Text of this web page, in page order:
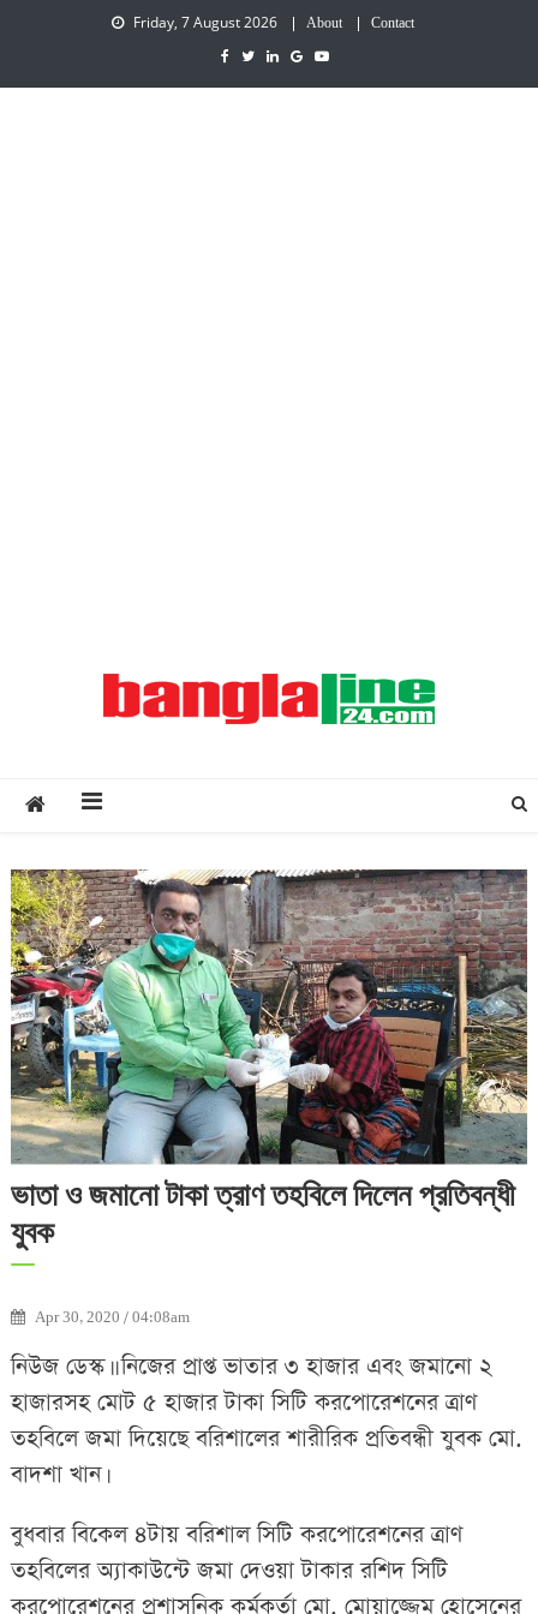
Friday, 7 August 2026 About Contact
ভাতা ও জমানো টাকা ত্রাণ তহবিলে দিলেন প্রতিবন্ধী
যুবক
Apr 30, 2020 / 04:08am
নিউজ ডেস্ক।। নিজের প্রাপ্ত ভাতার ৩ হাজার এবং জমানো ২
হাজারসহ মোট ৫ হাজার টাকা সিটি করপোরেশনের ত্রাণ
তহবিলে জমা দিয়েছে বরিশালের শারীরিক প্রতিবন্ধী যুবক মো.
বাদশা খান।
বুধবার বিকেল ৪টায় বরিশাল সিটি করপোরেশনের ত্রাণ
তহবিলের অ্যাকাউন্টে জমা দেওয়া টাকার রশিদ সিটি
করপোরেশনের প্রশাসনিক কর্মকর্তা মো. মোয়াজ্জেম হোসেনের